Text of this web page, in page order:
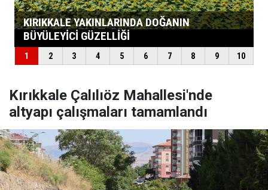
Kırıkkale Çalılıöz Mahallesi'nde
altyapı çalışmaları tamamlandı